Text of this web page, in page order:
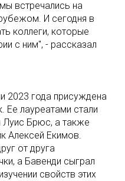
встречались на
И сегодня в
коллеги, которые
с ним", - рассказал
2023 года присуждена
Ее лауреатами стали
Луис Брюс, а также
Алексей Екимов.
от друга
а Бавенди сыграл
свойств этих